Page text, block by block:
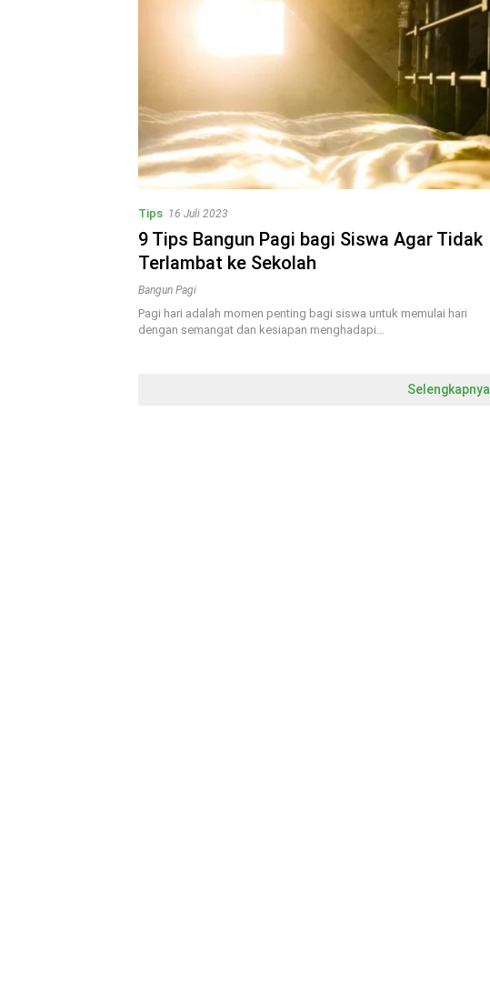
Tips 16 Juli 2023
9 Tips Bangun Pagi bagi Siswa Agar Tidak
Terlambat ke Sekolah
Bangun Pagi
Pagi hari adalah momen penting bagi siswa untuk memulai hari
dengan semangat dan kesiapan menghadapi…
Selengkapnya